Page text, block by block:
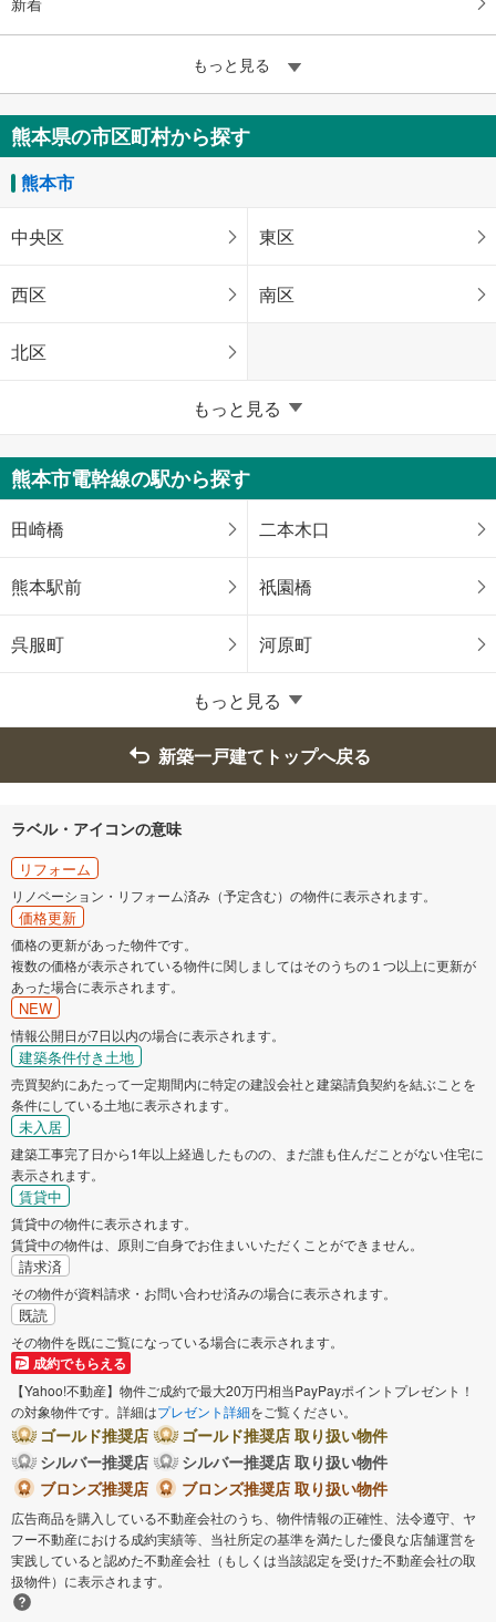
もっと見る
熊本県の市区町村から探す
熊本市
中央区 東区
西区 南区
北区
熊本県のそのほかの地域
八代市 荒尾市
玉名市 山鹿市
菊池市 宇土市
宇城市 合志市
菊池郡菊陽町
上益城郡御船町 上益城郡嘉島町
もっと見る
熊本市電幹線の駅から探す
田崎橋 二本木口
熊本駅前 祇園橋
呉服町 河原町
もっと見る
新築一戸建てトップへ戻る
ラベル・アイコンの意味
リフォーム
リノベーション・リフォーム済み（予定含む）の物件に表示されます。
価格更新
価格の更新があった物件です。
複数の価格が表示されている物件に関しましてはそのうちの１つ以上に更新が
あった場合に表示されます。
NEW
情報公開日が7日以内の場合に表示されます。
建築条件付き土地
売買契約にあたって一定期間内に特定の建設会社と建築請負契約を結ぶことを
条件にしている土地に表示されます。
未入居
建築工事完了日から1年以上経過したものの、まだ誰も住んだことがない住宅に
表示されます。
賃貸中
賃貸中の物件に表示されます。
賃貸中の物件は、原則ご自身でお住まいいただくことができません。
請求済
その物件が資料請求・お問い合わせ済みの場合に表示されます。
既読
その物件を既にご覧になっている場合に表示されます。
成約でもらえる
【Yahoo!不動産】物件ご成約で最大20万円相当PayPayポイントプレゼント！
の対象物件です。詳細はプレゼント詳細をご覧ください。
ゴールド推奨店
ゴールド推奨店 取り扱い物件
シルバー推奨店
シルバー推奨店 取り扱い物件
ブロンズ推奨店
ブロンズ推奨店 取り扱い物件
広告商品を購入している不動産会社のうち、物件情報の正確性、法令遵守、ヤ
フー不動産における成約実績等、当社所定の基準を満たした優良な店舗運営を
実践していると認めた不動産会社（もしくは当該認定を受けた不動産会社の取
扱物件）に表示されます。